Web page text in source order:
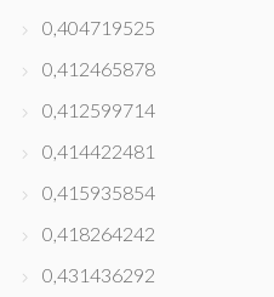
0,404719525
0,412465878
0,412599714
0,414422481
0,415935854
0,418264242
0,431436292